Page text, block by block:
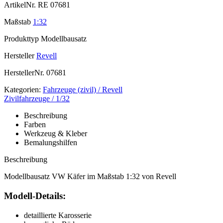
ArtikelNr. RE 07681
Maßstab 1:32
Produkttyp Modellbausatz
Hersteller Revell
HerstellerNr. 07681
Kategorien: Fahrzeuge (zivil) / Revell
Zivilfahrzeuge / 1/32
Beschreibung
Farben
Werkzeug & Kleber
Bemalungshilfen
Beschreibung
Modellbausatz VW Käfer im Maßstab 1:32 von Revell
Modell-Details:
detaillierte Karosserie